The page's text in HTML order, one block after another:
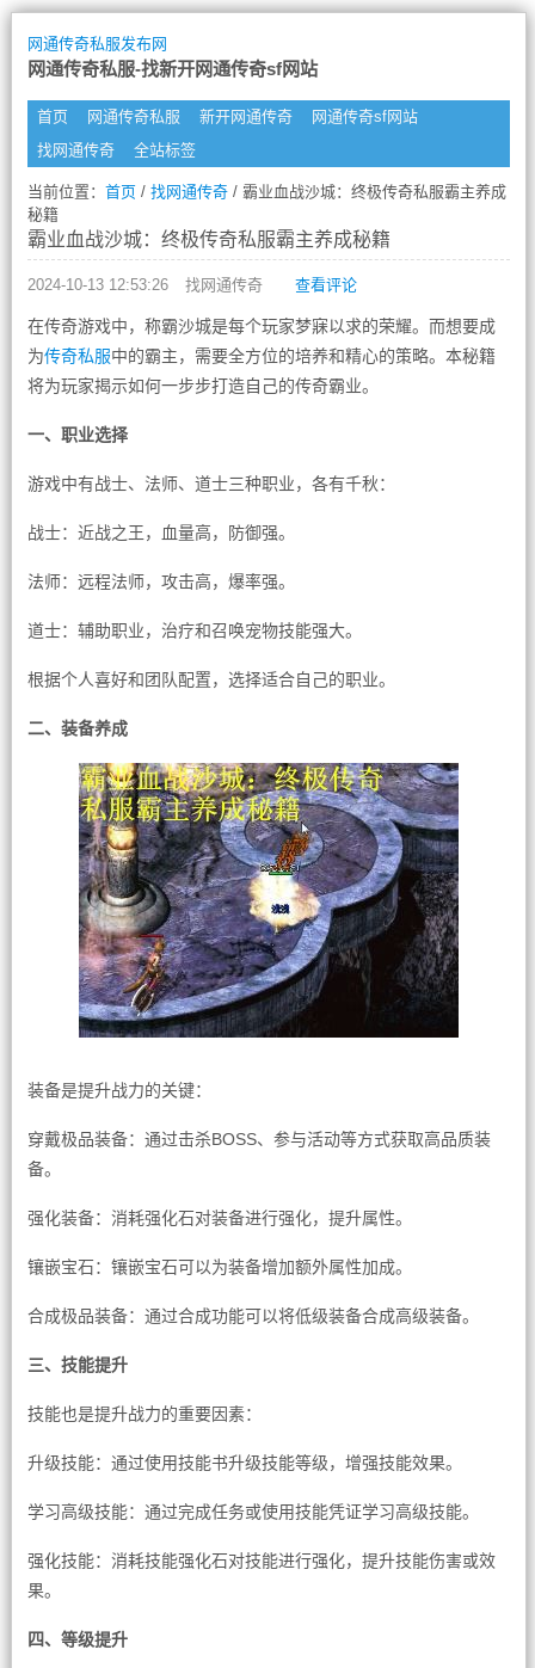
网通传奇私服发布网
网通传奇私服-找新开网通传奇sf网站
首页 网通传奇私服 新开网通传奇
网通传奇sf网站
找网通传奇
全站标签
当前位置： 首页/ 找网通传奇/ 霸业血战沙城：终极传奇私服霸主养成
秘籍
霸业血战沙城：终极传奇私服霸主养成秘籍
2024-10-13 12:53:26 找网通传奇 查看评论
在传奇游戏中，称霸沙城是每个玩家梦寐以求的荣耀。而想要成
为传奇私服中的霸主，需要全方位的培养和精心的策略。本秘籍
将为玩家揭示如何一步步打造自己的传奇霸业。
一、职业选择
游戏中有战士、法师、道士三种职业，各有千秋：
战士：近战之王，血量高，防御强。
法师：远程法师，攻击高，爆率强。
道士：辅助职业，治疗和召唤宠物技能强大。
根据个人喜好和团队配置，选择适合自己的职业。
二、装备养成
装备是提升战力的关键：
穿戴极品装备：通过击杀BOSS、参与活动等方式获取高品质装
备。
强化装备：消耗强化石对装备进行强化，提升属性。
镶嵌宝石：镶嵌宝石可以为装备增加额外属性加成。
合成极品装备：通过合成功能可以将低级装备合成高级装备。
三、技能提升
技能也是提升战力的重要因素：
升级技能：通过使用技能书升级技能等级，增强技能效果。
学习高级技能：通过完成任务或使用技能凭证学习高级技能。
强化技能：消耗技能强化石对技能进行强化，提升技能伤害或效
果。
四、等级提升